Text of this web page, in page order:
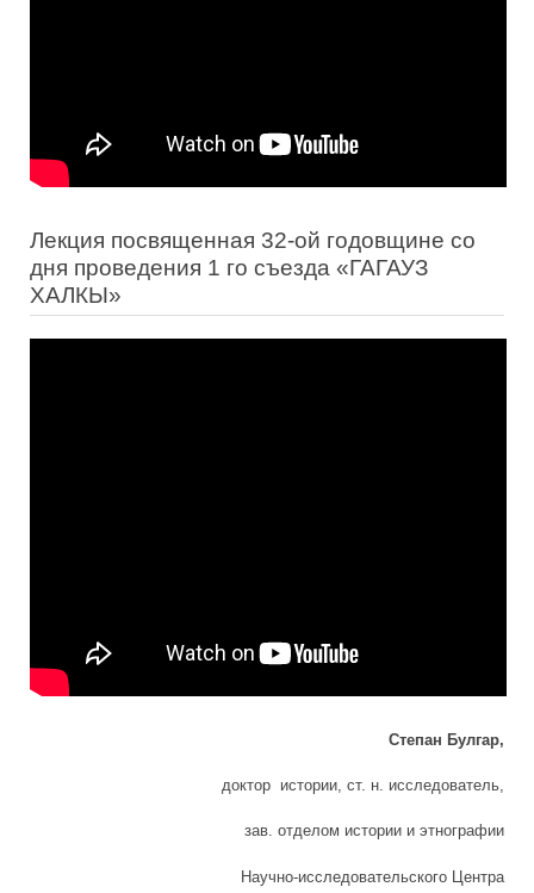
Лекция посвященная 32-ой годовщине со
дня проведения 1 го съезда «ГАГАУЗ
ХАЛКЫ»
Степан Булгар,
доктор истории, ст. н. исследователь,
зав. отделом истории и этнографии
Научно-исследовательского Центра